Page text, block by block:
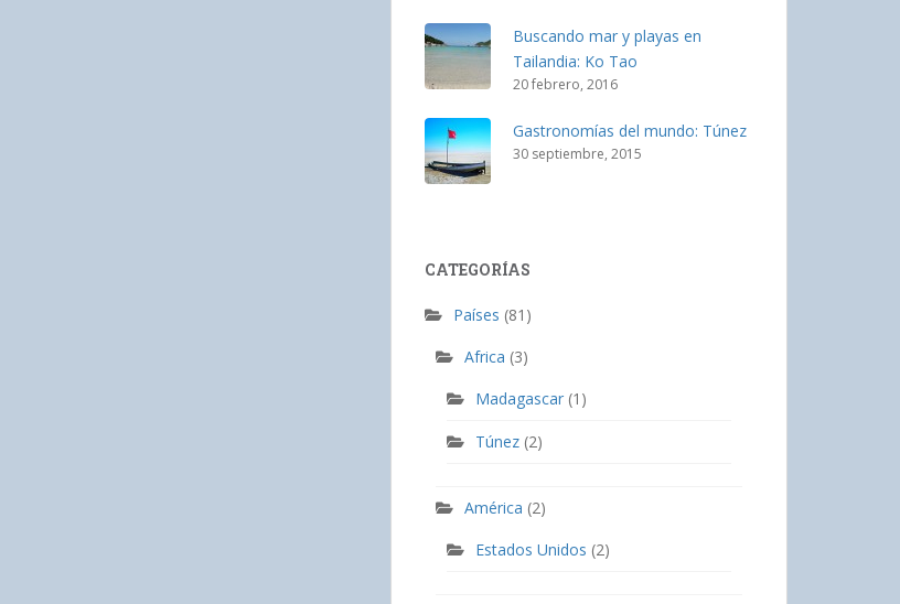
Buscando mar y playas en
Tailandia: Ko Tao
20 febrero, 2016
Gastronomías del mundo: Túnez
30 septiembre, 2015
CATEGORÍAS
Países (81)
Africa (3)
Madagascar (1)
Túnez (2)
América (2)
Estados Unidos (2)